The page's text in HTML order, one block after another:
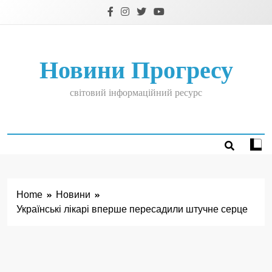
Новини Прогресу
світовий інформаційний ресурс
Home
Новини
Українські лікарі вперше пересадили штучне серце